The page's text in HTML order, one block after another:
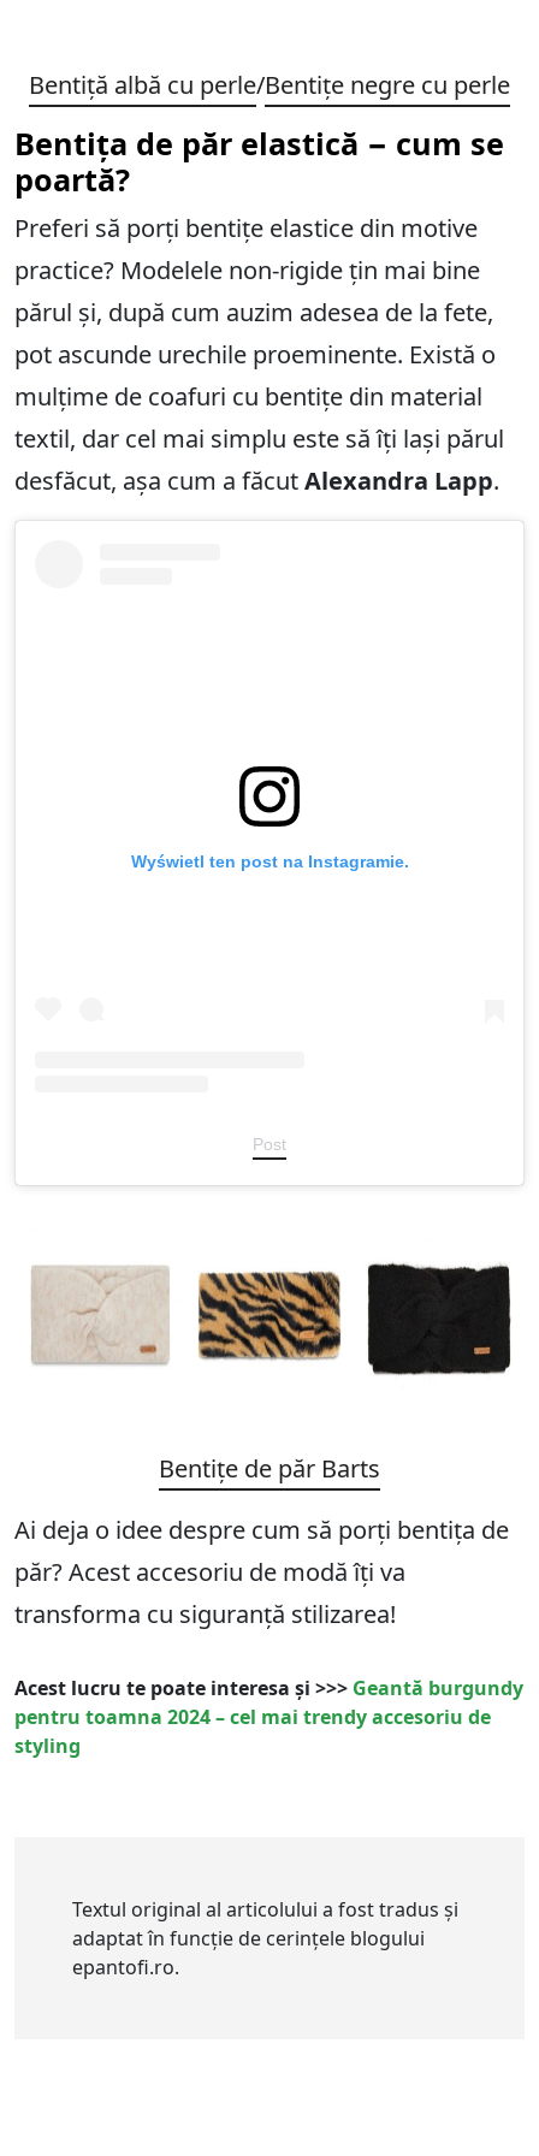
Bentiță albă cu perle/Bentițe negre cu perle
Bentița de păr elastică − cum se
poartă?
Preferi să porți bentițe elastice din motive
practice? Modelele non-rigide țin mai bine
părul și, după cum auzim adesea de la fete,
pot ascunde urechile proeminente. Există o
mulțime de coafuri cu bentițe din material
textil, dar cel mai simplu este să îți lași părul
desfăcut, așa cum a făcutAlexandra Lapp.
Wyświetl ten post na Instagramie.
Post
Bentițe de păr Barts
Ai deja o idee despre cum să porți bentița de
păr? Acest accesoriu de modă îți va
transforma cu siguranță stilizarea!
Acest lucru te poate interesa și >>> Geantă burgundy
pentru toamna 2024 – cel mai trendy accesoriu de
styling
Textul original al articolului a fost tradus și
adaptat în funcție de cerințele blogului
epantofi.ro.